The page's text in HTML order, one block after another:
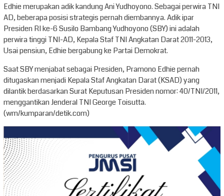
Edhie merupakan adik kandung Ani Yudhoyono. Sebagai perwira TNI
AD, beberapa posisi strategis pernah diembannya. Adik ipar
Presiden RI ke-6 Susilo Bambang Yudhoyono (SBY) ini adalah
perwira tinggi TNI-AD, Kepala Staf TNI Angkatan Darat 2011-2013,
Usai pensiun, Edhie bergabung ke Partai Demokrat.
Saat SBY menjabat sebagai Presiden, Pramono Edhie pernah
ditugaskan menjadi Kepala Staf Angkatan Darat (KSAD) yang
dilantik berdasarkan Surat Keputusan Presiden nomor: 40/TNI/2011,
menggantikan Jenderal TNI George Toisutta.
(wm/kumparan/detik.com)